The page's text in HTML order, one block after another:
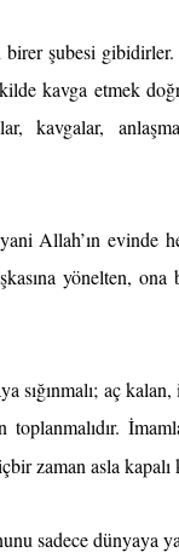
şubesi
kavga etmek
kavgalar,
Allah’ın evinde
yönelten,
sığınmalı; aç kalan,
zaman asla kapalı
sadece dünyaya